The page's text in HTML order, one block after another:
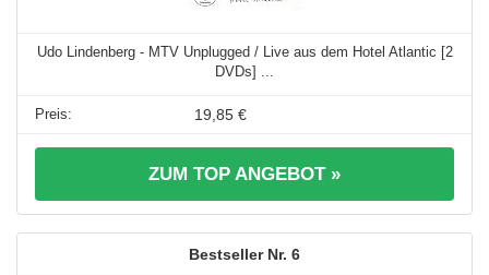
Udo Lindenberg - MTV Unplugged / Live aus dem Hotel Atlantic [2
DVDs] ...
19,85 €
ZUM TOP ANGEBOT »
6